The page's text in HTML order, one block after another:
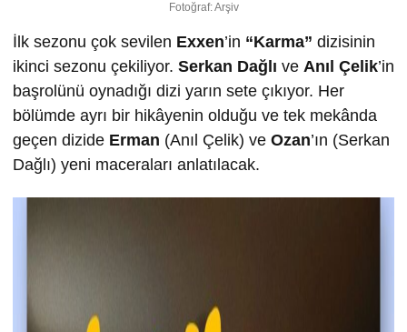
Fotoğraf: Arşiv
İlk sezonu çok sevilen Exxen’in “Karma” dizisinin
ikinci sezonu çekiliyor. Serkan Dağlı ve Anıl Çelik’in
başrolünü oynadığı dizi yarın sete çıkıyor. Her
bölümde ayrı bir hikâyenin olduğu ve tek mekânda
geçen dizide Erman (Anıl Çelik) ve Ozan’ın (Serkan
Dağlı) yeni maceraları anlatılacak.